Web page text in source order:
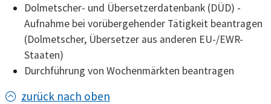
Dolmetscher- und Übersetzerdatenbank (DÜD) -
Aufnahme bei vorübergehender Tätigkeit beantragen
(Dolmetscher, Übersetzer aus anderen EU-/EWR-
Staaten)
Durchführung von Wochenmärkten beantragen
zurück nach oben